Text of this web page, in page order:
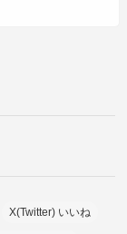
X(Twitter) いいね